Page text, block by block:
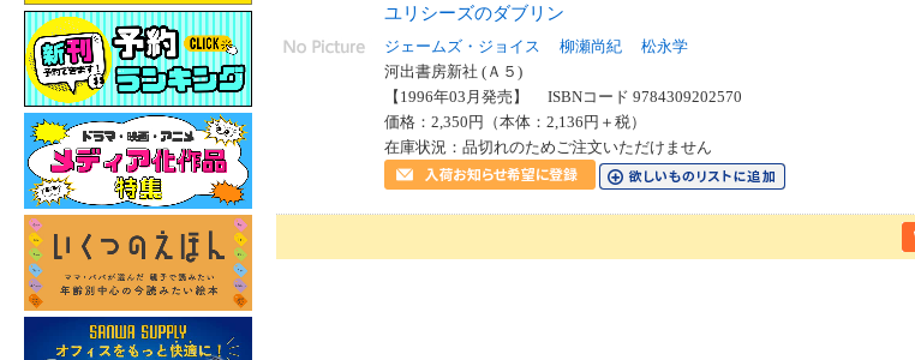
ユリシーズのダブリン
ジェームズ・ジョイス 柳瀬尚紀
松永学
河出書房新社 (Ａ５)
【1996年03月発売】 ISBNコード 9784309202570
価格：2,350円（本体：2,136円＋税）
在庫状況：品切れのためご注文いただけません